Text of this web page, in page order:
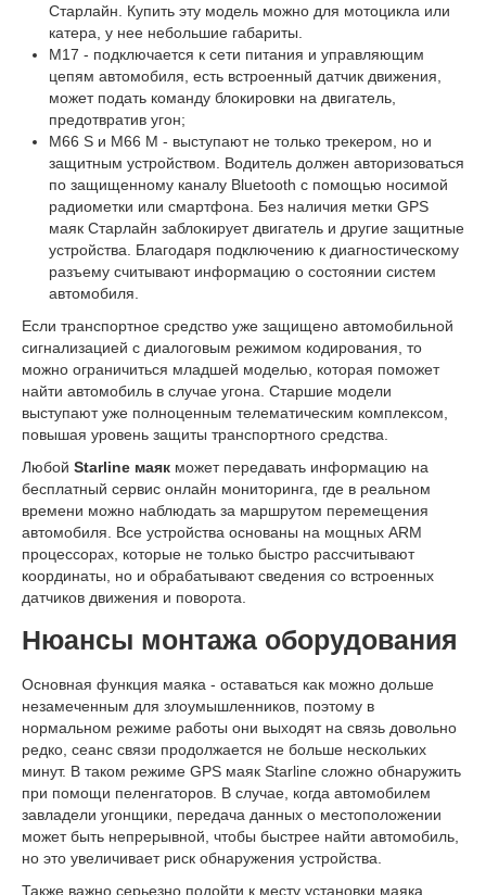
Старлайн. Купить эту модель можно для мотоцикла или
катера, у нее небольшие габариты.
М17 - подключается к сети питания и управляющим
цепям автомобиля, есть встроенный датчик движения,
может подать команду блокировки на двигатель,
предотвратив угон;
М66 S и М66 M - выступают не только трекером, но и
защитным устройством. Водитель должен авторизоваться
по защищенному каналу Bluetooth с помощью носимой
радиометки или смартфона. Без наличия метки GPS
маяк Старлайн заблокирует двигатель и другие защитные
устройства. Благодаря подключению к диагностическому
разъему считывают информацию о состоянии систем
автомобиля.
Если транспортное средство уже защищено автомобильной
сигнализацией с диалоговым режимом кодирования, то
можно ограничиться младшей моделью, которая поможет
найти автомобиль в случае угона. Старшие модели
выступают уже полноценным телематическим комплексом,
повышая уровень защиты транспортного средства.
Любой Starline маяк может передавать информацию на
бесплатный сервис онлайн мониторинга, где в реальном
времени можно наблюдать за маршрутом перемещения
автомобиля. Все устройства основаны на мощных ARM
процессорах, которые не только быстро рассчитывают
координаты, но и обрабатывают сведения со встроенных
датчиков движения и поворота.
Нюансы монтажа оборудования
Основная функция маяка - оставаться как можно дольше
незамеченным для злоумышленников, поэтому в
нормальном режиме работы они выходят на связь довольно
редко, сеанс связи продолжается не больше нескольких
минут. В таком режиме GPS маяк Starline сложно обнаружить
при помощи пеленгаторов. В случае, когда автомобилем
завладели угонщики, передача данных о местоположении
может быть непрерывной, чтобы быстрее найти автомобиль,
но это увеличивает риск обнаружения устройства.
Также важно серьезно подойти к месту установки маяка.